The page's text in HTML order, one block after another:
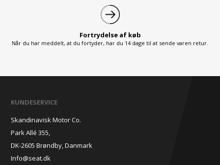
Fortrydelse af køb
Når du har meddelt, at du fortyder, har du 14 dage til at sende varen retur.
KUNDESERVICE
Skandinavisk Motor Co.
Park Allé 355,
DK-2605 Brøndby, Danmark
Info@seat.dk